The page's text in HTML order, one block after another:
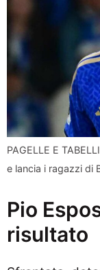
PAGELLE E
e lancia i ragazzi di
Pio
risultato